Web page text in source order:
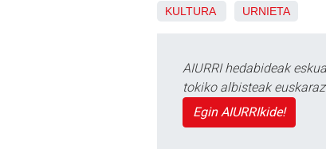
KULTURA URNIETA
AIURRI hedabideak
tokiko albisteak
Egin AIURRIkide!